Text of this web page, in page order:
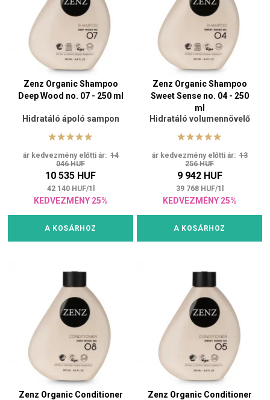
A Zenz Organic márkával a hajáról páratlanul gondoskodnak. Az
eredmény egészséges, erős, tökéletesen sima és puha haj.
Zenz Organic Shampoo
Deep Wood no. 07​ - 250 ml
Hidratáló ápoló sampon
ár kedvezmény előtti ár:14
046 HUF
10 535 HUF
42 140 HUF/1
KEDVEZMÉNY 25%
A KOSÁRHOZ
Zenz Organic Shampoo
Sweet Sense no. 04​ - 250
ml
Hidratáló volumennövelő
ár kedvezmény előtti ár:13
256 HUF
9 942 HUF
39 768 HUF/1
KEDVEZMÉNY 25%
A KOSÁRHOZ
Zenz Organic Conditioner
Zenz Organic Conditioner